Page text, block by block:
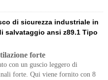
di sicurezza industriale in
salvataggio ansi z89.1 Tipo
forte
con un guscio leggero di
forte. Qui viene fornito con 8